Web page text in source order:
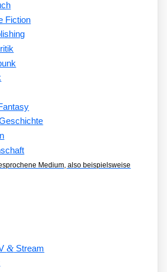
Fiction
Medium, also beispielsweise
&Stream